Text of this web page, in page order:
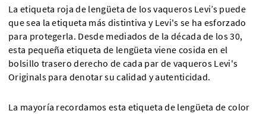
La etiqueta roja de lengüeta de los vaqueros Levi’s puede
que sea la etiqueta más distintiva y Levi's se ha esforzado
para protegerla. Desde mediados de la década de los 30,
esta pequeña etiqueta de lengüeta viene cosida en el
bolsillo trasero derecho de cada par de vaqueros Levi's
Originals para denotar su calidad y autenticidad.
La mayoría recordamos esta etiqueta de lengüeta de color